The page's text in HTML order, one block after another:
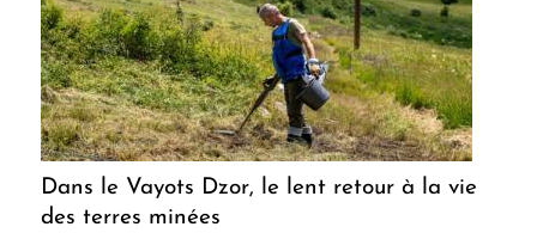
Dans le Vayots Dzor, le lent retour à la vie
des terres minées